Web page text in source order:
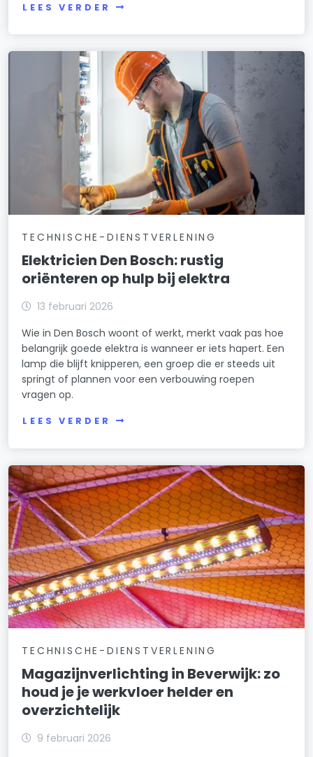
LEES VERDER
TECHNISCHE-DIENSTVERLENING
Elektricien Den Bosch: rustig
oriënteren op hulp bij elektra
13 februari 2026
Wie in Den Bosch woont of werkt, merkt vaak pas hoe
belangrijk goede elektra is wanneer er iets hapert. Een
lamp die blijft knipperen, een groep die er steeds uit
springt of plannen voor een verbouwing roepen
vragen op.
LEES VERDER
TECHNISCHE-DIENSTVERLENING
Magazijnverlichting in Beverwijk: zo
houd je je werkvloer helder en
overzichtelijk
9 februari 2026